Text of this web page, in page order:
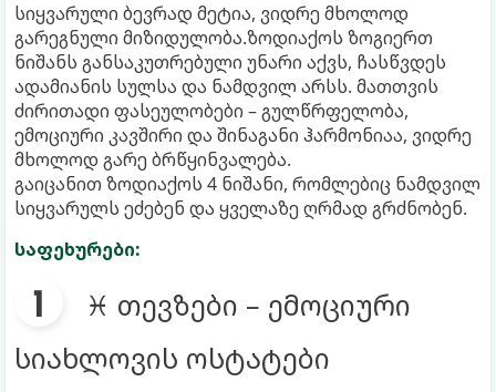
სიყვარული ბევრად მეტია, ვიდრე მხოლოდ
გარეგნული მიზიდულობა.ზოდიაქოს ზოგიერთ
ნიშანს განსაკუთრებული უნარი აქვს, ჩასწვდეს
ადამიანის სულსა და ნამდვილ არსს. მათთვის
ძირითადი ფასეულობები – გულწრფელობა,
ემოციური კავშირი და შინაგანი ჰარმონიაა, ვიდრე
მხოლოდ გარე ბრწყინვალება.
გაიცანით ზოდიაქოს 4 ნიშანი, რომლებიც ნამდვილ
სიყვარულს ეძებენ და ყველაზე ღრმად გრძნობენ.
საფეხურები:
♓ თევზები – ემოციური
სიახლოვის ოსტატები